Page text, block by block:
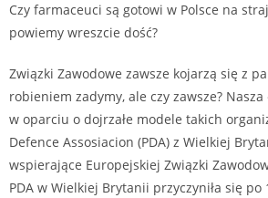
Czy farmaceuci są gotowi w Polsce na
powiemy wreszcie dość?
Związki Zawodowe zawsze kojarzą się z
robieniem zadymy, ale czy zawsze?
w oparciu o dojrzałe modele takich
Defence Assosiacion (PDA) z Wielkiej
wspierające Europejskiej Związki
PDA w Wielkiej Brytanii przyczyniła się